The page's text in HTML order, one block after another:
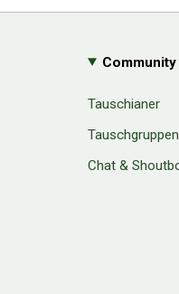
Community
Tauschianer
Tauschgruppen
Chat &